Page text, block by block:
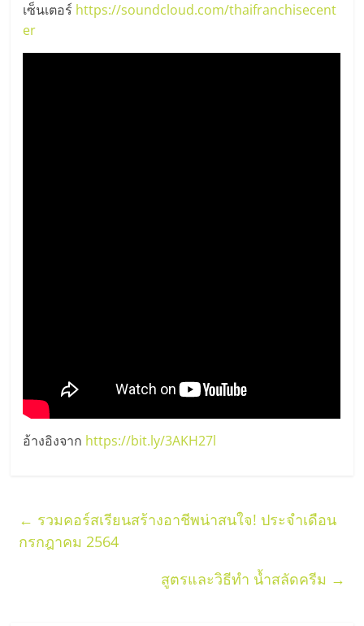
เซ็นเตอร์ https://soundcloud.com/thaifranchisecent
er
อ้างอิงจาก https://bit.ly/3AKH27l
← รวมคอร์สเรียนสร้างอาชีพน่าสนใจ! ประจำเดือน
กรกฎาคม 2564
สูตรและวิธีทำ น้ำสลัดครีม →